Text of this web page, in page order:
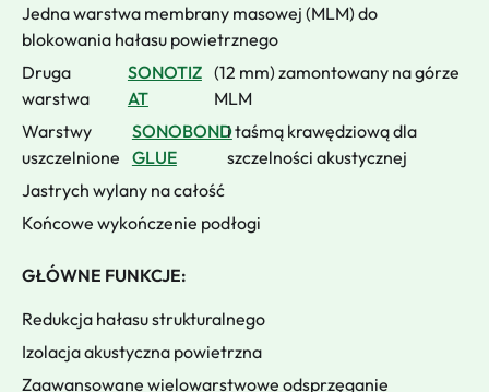
Jedna warstwa membrany masowej (MLM) do
blokowania hałasu powietrznego
Druga
warstwa
SONOTIZ
AT
(12 mm) zamontowany na górze
MLM
Warstwy
uszczelnione
SONOBOND
GLUE
i taśmą krawędziową dla
szczelności akustycznej
Jastrych wylany na całość
Końcowe wykończenie podłogi
GŁÓWNE FUNKCJE:
Redukcja hałasu strukturalnego
Izolacja akustyczna powietrzna
Zaawansowane wielowarstwowe odsprzęganie